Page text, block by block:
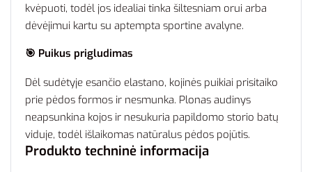
kvėpuoti, todėl jos idealiai tinka šiltesniam orui arba
dėvėjimui kartu su aptempta sportine avalyne.
🎯 Puikus prigludimas
Dėl sudėtyje esančio elastano, kojinės puikiai prisitaiko
prie pėdos formos ir nesmunka. Plonas audinys
neapsunkina kojos ir nesukuria papildomo storio batų
viduje, todėl išlaikomas natūralus pėdos pojūtis.
Produkto techninė informacija